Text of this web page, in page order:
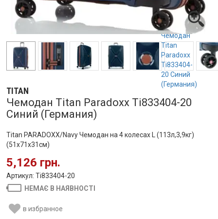
TITAN
Чемодан Titan Paradoxx Ti833404-20
Синий (Германия)
Titan PARADOXX/Navy Чемодан на 4 колесах L (113л,3,9кг)
(51x71x31см)
5,126 грн.
Артикул: Ti833404-20
НЕМАЄ В НАЯВНОСТІ
в избранное